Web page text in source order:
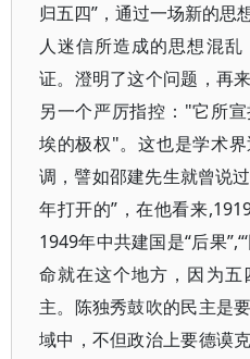
归五四”，通过一场新的思
人迷信所造成的思想混
证。澄明了这个问题，再
另一个严厉指控："它所
埃的极权"。这也是学术
调，譬如邵建先生就曾说
年打开的”，在他看来
1949年中共建国是“后果
命就在这个地方，因为
主。陈独秀鼓吹的民主是
域中，不但政治上要德谟